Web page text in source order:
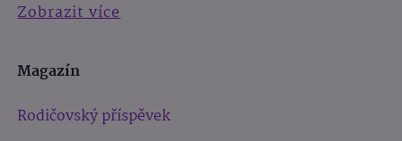
Zobrazit více
Magazín
Rodičovský příspěvek